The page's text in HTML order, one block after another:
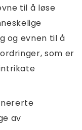
til å løse
og evnen til å
som er
av